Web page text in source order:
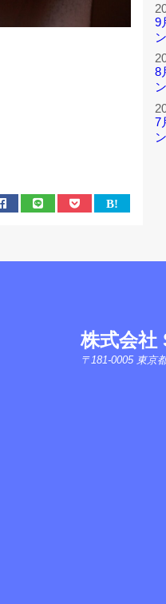
9
8
7
株式会社
〒181-0005 東京